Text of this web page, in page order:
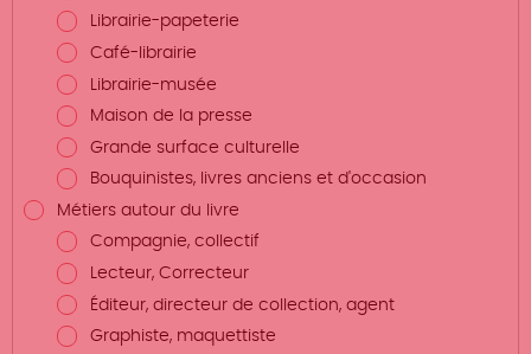
Librairie-papeterie
Café-librairie
Librairie-musée
Maison de la presse
Grande surface culturelle
Bouquinistes, livres anciens et d'occasion
Métiers autour du livre
Compagnie, collectif
Lecteur, Correcteur
Éditeur, directeur de collection, agent
Graphiste, maquettiste